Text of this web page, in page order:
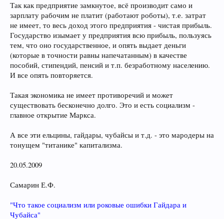
Так как предприятие замкнутое, всё производит само и
зарплату рабочим не платит (работают роботы), т.е. затрат
не имеет, то весь доход этого предприятия - чистая прибыль.
Государство изымает у предприятия всю прибыль, пользуясь
тем, что оно государственное, и опять выдает деньги
(которые в точности равны напечатанным) в качестве
пособий, стипендий, пенсий и т.п. безработному населению.
И все опять повторяется.
Такая экономика не имеет противоречий и может
существовать бесконечно долго. Это и есть социализм -
главное открытие Маркса.
А все эти ельцины, гайдары, чубайсы и т.д. - это мародеры на
тонущем "титанике" капитализма.
20.05.2009
Самарин Е.Ф.
"Что такое социализм или роковые ошибки Гайдара и
Чубайса"